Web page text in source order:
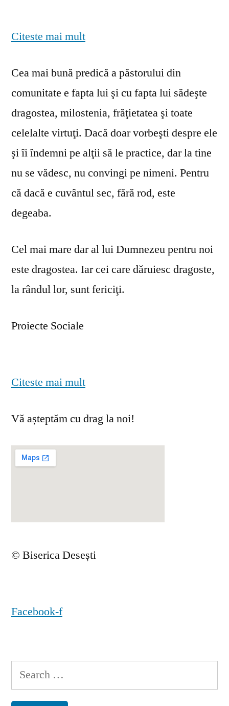
Citeste mai mult
Cea mai bună predică a păstorului din
comunitate e fapta lui şi cu fapta lui sădeşte
dragostea, milostenia, frăţietatea şi toate
celelalte virtuţi. Dacă doar vorbeşti despre ele
şi îi îndemni pe alţii să le practice, dar la tine
nu se vă­desc, nu convingi pe nimeni. Pentru
că dacă e cuvântul sec, fără rod, este
degeaba.
Cel mai mare dar al lui Dumnezeu pentru noi
este dragostea. Iar cei care dăruiesc dragoste,
la rândul lor, sunt fericiţi.
Proiecte Sociale
Citeste mai mult
Vă așteptăm cu drag la noi!
© Biserica Desești
Facebook-f
Search
for: